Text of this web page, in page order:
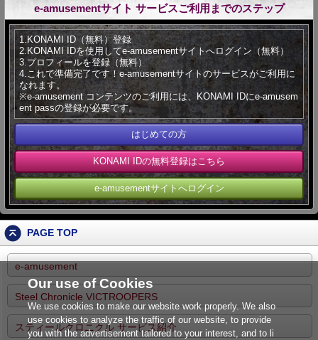
e-amusementサイト サービスご利用までのステップ
1.KONAMI ID（無料）登録
2.KONAMI IDを使用してe-amusementサイトへログイン（無料）
3.プロフィールを登録（無料）
4.これで準備完了です！e-amusementサイトのサービスがご利用に
なれます。
※e-amusement コンテンツのご利用には、KONAMI IDにe-amusem
ent passの登録が必要です。
はじめての方
KONAMI IDの無料登録はこちら
e-amusementサイトへログイン
PAGE TOP
e-amusement
Steel Chronicle VICTROOPERS
スティールクロニクル サービス紹介
Our use of Cookies
We use cookies to make our website work properly. We also
use cookies to analyze the traffic of our website, to provide
you with the advertisement tailored to your interest, and to li